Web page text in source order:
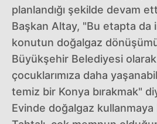
planlandığı şekilde devam
Başkan Altay, "Bu etapta da
konutun doğalgaz
Büyükşehir Belediyesi
çocuklarımıza daha
temiz bir Konya bırakmak"
Evinde doğalgaz